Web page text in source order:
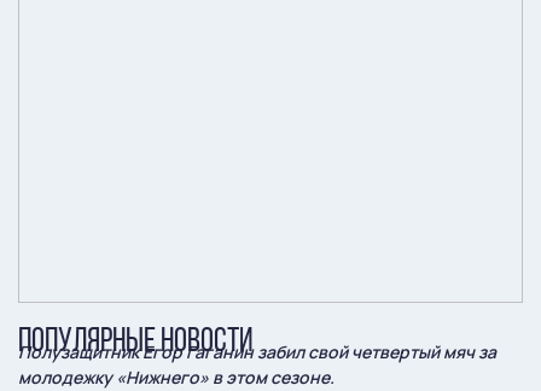
Полузащитник Егор Гаганин забил свой четвертый мяч за
молодежку «Нижнего» в этом сезоне.
ПОПУЛЯРНЫЕ НОВОСТИ